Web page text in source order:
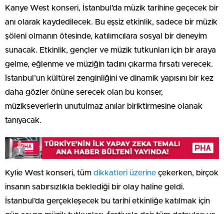
Kanye West konseri, İstanbul’da müzik tarihine geçecek bir
anı olarak kaydedilecek. Bu eşsiz etkinlik, sadece bir müzik
şöleni olmanın ötesinde, katılımcılara sosyal bir deneyim
sunacak. Etkinlik, gençler ve müzik tutkunları için bir araya
gelme, eğlenme ve müziğin tadını çıkarma fırsatı verecek.
İstanbul’un kültürel zenginliğini ve dinamik yapısını bir kez
daha gözler önüne serecek olan bu konser,
müzikseverlerin unutulmaz anılar biriktirmesine olanak
tanıyacak.
Kylie West konseri, tüm dikkatleri üzerine çekerken, birçok
insanın sabırsızlıkla beklediği bir olay haline geldi.
İstanbul’da gerçekleşecek bu tarihi etkinliğe katılmak için